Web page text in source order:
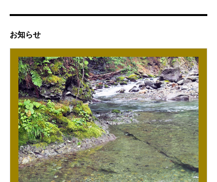
お知らせ